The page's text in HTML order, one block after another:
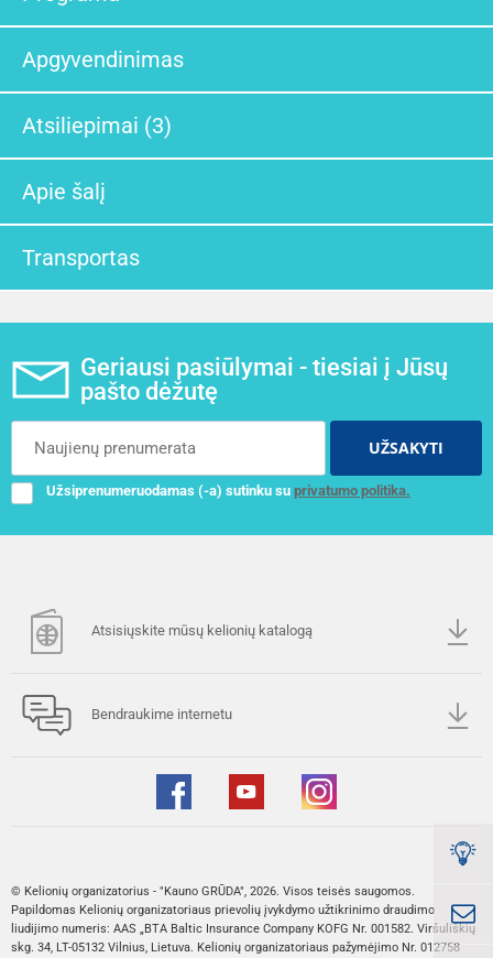
Apgyvendinimas
Atsiliepimai (3)
Apie šalį
Transportas
Geriausi pasiūlymai - tiesiai į Jūsų
pašto dėžutę
UŽSAKYTI
Užsiprenumeruodamas (-a) sutinku su privatumo politika.
Atsisiųskite mūsų kelionių katalogą
Bendraukime internetu
© Kelionių organizatorius - "Kauno GRŪDA", 2026. Visos teisės saugomos.
Papildomas Kelionių organizatoriaus prievolių įvykdymo užtikrinimo draudimo
liudijimo numeris: AAS „BTA Baltic Insurance Company KOFG Nr. 001582. Viršuliškių
skg. 34, LT-05132 Vilnius, Lietuva. Kelionių organizatoriaus pažymėjimo Nr. 012758